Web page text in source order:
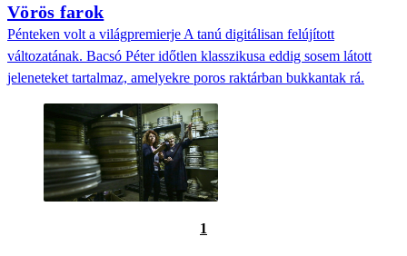
Vörös farok
Pénteken volt a világpremierje A tanú digitálisan felújított
változatának. Bacsó Péter időtlen klasszikusa eddig sosem látott
jeleneteket tartalmaz, amelyekre poros raktárban bukkantak rá.
1